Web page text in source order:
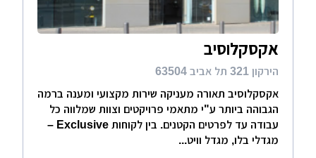
אקסקלוסיב
הירקון 321 תל אביב 63504
אקסקלוסיב תאורה מעניקה שירות מקצועי ומענה ברמה
הגבוהה ביותר ע"י מתאמי פרויקטים וצוות שמלווה כל
עבודה עד לפרטים הקטנים. בין לקוחות Exclusive –
מגדלי בלו, מגדל וויט...